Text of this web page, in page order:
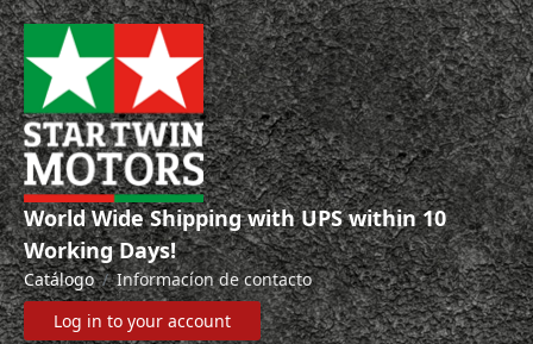
World Wide Shipping with UPS within 10
Working Days!
Catálogo
Informacíon de contacto
Log in to your account